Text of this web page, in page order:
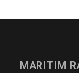
MARITIM